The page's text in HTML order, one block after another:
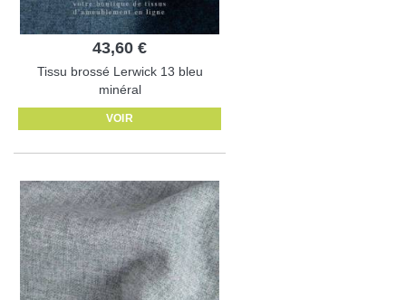
43,60 €
Tissu brossé Lerwick 13 bleu
minéral
VOIR